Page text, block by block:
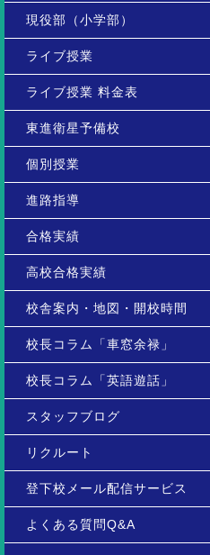
現役部（小学部）
ライブ授業
ライブ授業 料金表
東進衛星予備校
個別授業
進路指導
合格実績
高校合格実績
校舎案内・地図・開校時間
校長コラム「車窓余禄」
校長コラム「英語遊話」
スタッフブログ
リクルート
登下校メール配信サービス
よくある質問Q&A